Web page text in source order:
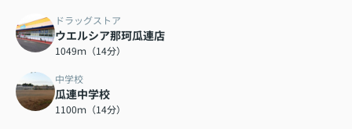
ドラッグストア
ウエルシア那珂瓜連店
1049ｍ（14分）
中学校
瓜連中学校
1100ｍ（14分）